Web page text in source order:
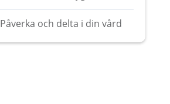
Påverka och delta i din vård